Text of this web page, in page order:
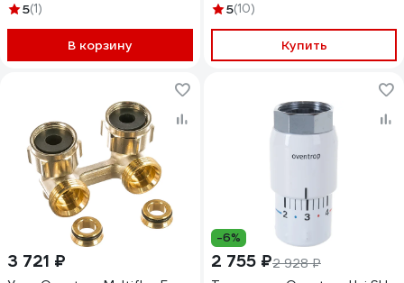
5(1)
В корзину
5(10)
Купить
3 721 ₽
-6%
2 755 ₽2 928 ₽